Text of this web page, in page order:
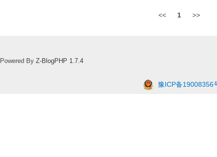
<< 1 >>
Powered By Z-BlogPHP 1.7.4
豫ICP备19008356